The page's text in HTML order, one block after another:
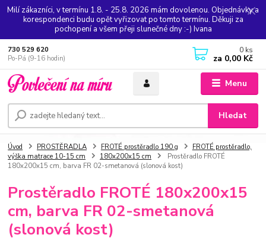
Milí zákazníci, v termínu 1.8. - 25.8. 2026 mám dovolenou. Objednávky a
korespondenci budu opět vyřizovat po tomto termínu. Děkuji za
pochopení a všem přeji slunečné dny :-) Ivana
Menu
Hledat
730 529 620
Po-Pá (9-16 hodin)
0 ks
za 0,00 Kč
Úvod PROSTĚRADLA FROTÉ prostěradlo 190 g
FROTÉ prostěradlo,
výška matrace 10-15 cm
180x200x15 cm
Prostěradlo FROTÉ
180x200x15 cm, barva FR 02-smetanová (slonová kost)
Prostěradlo FROTÉ 180x200x15
cm, barva FR 02-smetanová
(slonová kost)